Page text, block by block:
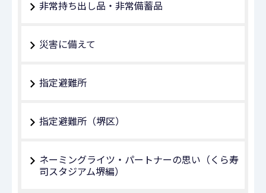
非常持ち出し品・非常備蓄品
災害に備えて
指定避難所
指定避難所（堺区）
ネーミングライツ・パートナーの思い（くら寿
司スタジアム堺編）